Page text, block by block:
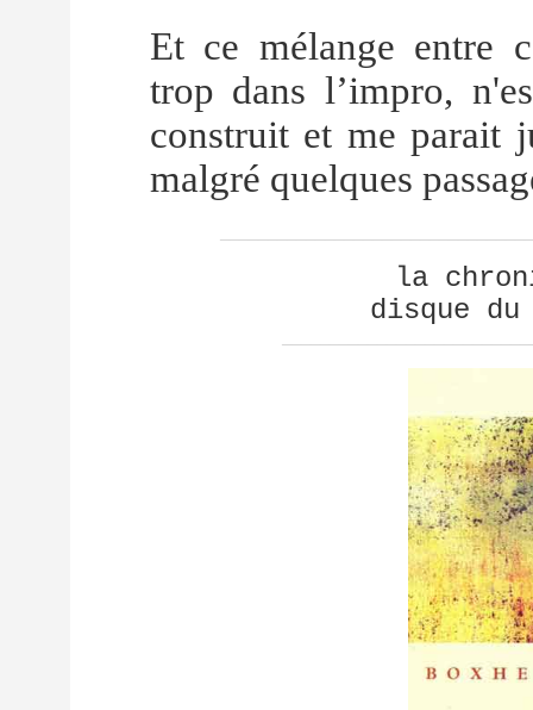
Et ce mélange entre
trop dans l’impro,
construit et me parait
malgré quelques
la
disque du